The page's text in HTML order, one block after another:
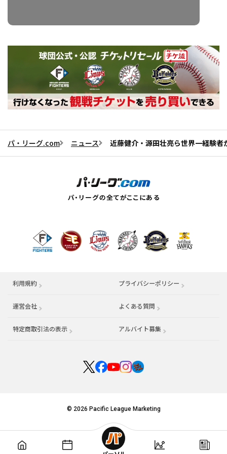
パ・リーグ.com ニュース 近藤健介・源田壮亮ら世界一経験
利用規約 プライバシーポリシー
運営会社 （別ウィンドウで開く） よくある質問
特定商取引法の表示 アルバイト募集 （別ウィンドウで開く
© 2026 Pacific League Marketing